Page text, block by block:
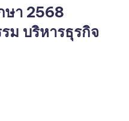
ษา 2568
ม บริหารธุรกิจ